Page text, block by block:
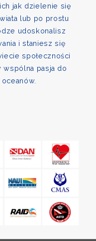
jak dzielenie się
lub po prostu
udoskonalisz
i staniesz się
społeczności
wspólna pasja do